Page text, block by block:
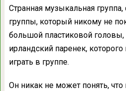
Странная музыкальная
группы, который никому не
большой пластиковой
ирландский паренек,
играть в группе.
Он никак не может понять, что